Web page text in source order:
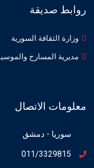
روابط صديقة
وزارة الثقافة السورية
مديرية المسارح
معلومات الاتصال
سوريا - دمشق
011/3329815